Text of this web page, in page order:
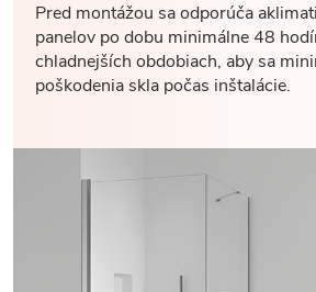
Pred montážou sa odporúča
panelov po dobu minimálne 48
chladnejších obdobiach, aby sa
poškodenia skla počas inštalácie.